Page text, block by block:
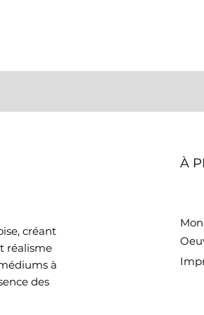
créant
réalisme
à
des
À